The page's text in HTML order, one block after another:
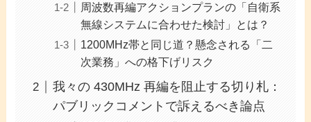
周波数再編アクションプランの「自衛系
無線システムに合わせた検討」とは？
1200MHz帯と同じ道？懸念される「二
次業務」への格下げリスク
我々の 430MHz 再編を阻止する切り札：
パブリックコメントで訴えるべき論点